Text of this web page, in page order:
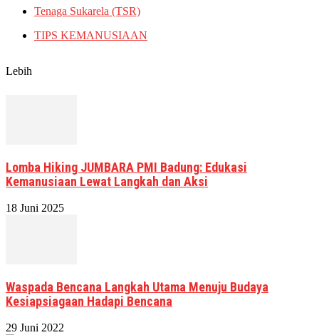
Tenaga Sukarela (TSR)
TIPS KEMANUSIAAN
Lebih
Lomba Hiking JUMBARA PMI Badung: Edukasi
Kemanusiaan Lewat Langkah dan Aksi
18 Juni 2025
Waspada Bencana Langkah Utama Menuju Budaya
Kesiapsiagaan Hadapi Bencana
29 Juni 2022